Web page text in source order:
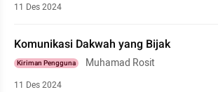
11 Des 2024
Komunikasi Dakwah yang Bijak
Kiriman Pengguna Muhamad Rosit
11 Des 2024